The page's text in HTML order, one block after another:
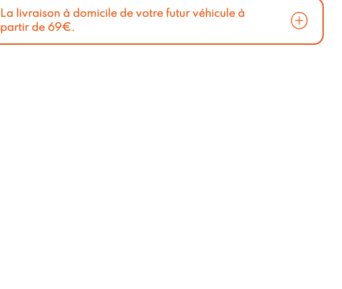
La livraison à domicile de votre futur véhicule à
partir de 69€.